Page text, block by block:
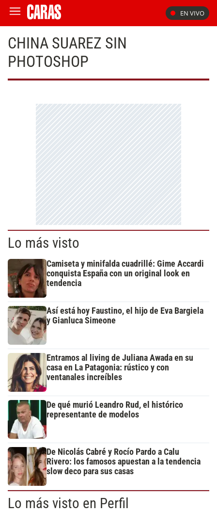
EN VIVO
CHINA SUAREZ SIN
PHOTOSHOP
Lo más visto
Camiseta y minifalda cuadrillé: Gime Accardi
conquista España con un original look en
tendencia
Así está hoy Faustino, el hijo de Eva Bargiela
y Gianluca Simeone
Entramos al living de Juliana Awada en su
casa en La Patagonia: rústico y con
ventanales increíbles
De qué murió Leandro Rud, el histórico
representante de modelos
De Nicolás Cabré y Rocío Pardo a Calu
Rivero: los famosos apuestan a la tendencia
slow deco para sus casas
Lo más visto en Perfil